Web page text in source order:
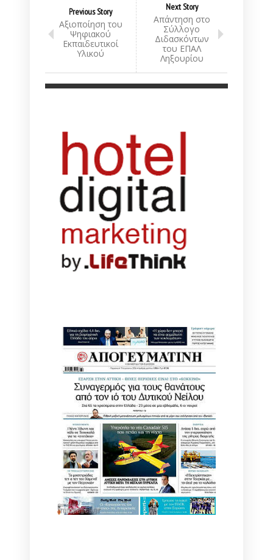
Previous Story
Αξιοποίηση του
Ψηφιακού
Εκπαιδευτικοί
Υλικού
Next Story
Απάντηση στο
Σύλλογο
Διδασκόντων
του ΕΠΑΛ
Ληξουρίου